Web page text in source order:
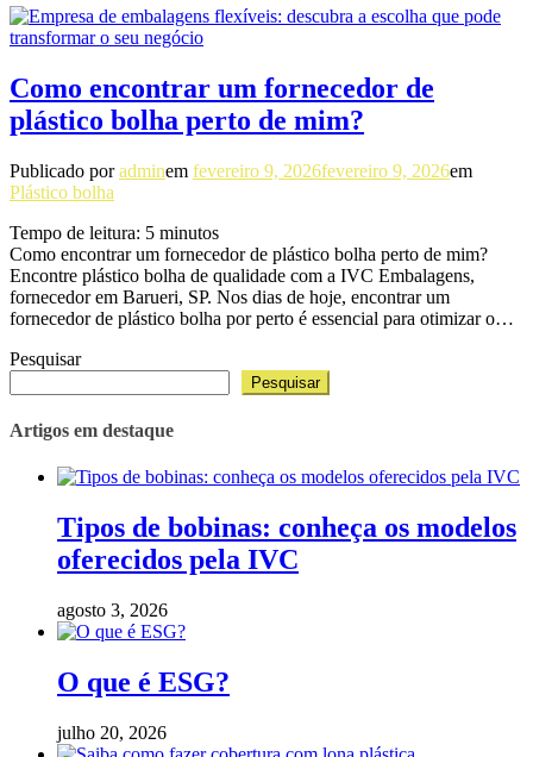
Como encontrar um fornecedor de
plástico bolha perto de mim?
Publicado poradminem fevereiro 9, 2026fevereiro 9, 2026em
Plástico bolha
Tempo de leitura: 5 minutos
Como encontrar um fornecedor de plástico bolha perto de mim?
Encontre plástico bolha de qualidade com a IVC Embalagens,
fornecedor em Barueri, SP. Nos dias de hoje, encontrar um
fornecedor de plástico bolha por perto é essencial para otimizar o…
Pesquisar
Pesquisar
Artigos em destaque
Tipos de bobinas: conheça os modelos
oferecidos pela IVC
agosto 3, 2026
O que é ESG?
julho 20, 2026